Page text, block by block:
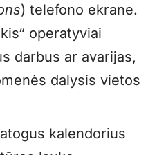
) telefono ekrane.
operatyviai
darbus ar avarijas,
dalysis vietos
kalendorius